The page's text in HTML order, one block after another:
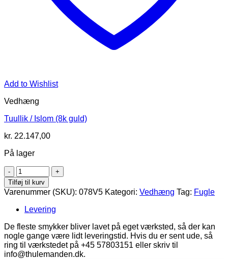
Add to Wishlist
Vedhæng
Tuullik / Islom (8k guld)
kr. 22.147,00
På lager
Tuullik
/
Islom
(14k
guld)
antal
Tilføj til kurv
Varenummer (SKU): 078V5 Kategori: Vedhæng Tag: Fugle
Levering
De fleste smykker bliver lavet på eget værksted, så der kan
nogle gange være lidt leveringstid. Hvis du er sent ude, så
ring til værkstedet på +45 57803151 eller skriv til
info@thulemanden.dk.